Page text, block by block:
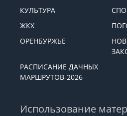
КУЛЬТУРА
ЖКХ
ОРЕНБУРЖЬЕ
РАСПИСАНИЕ ДАЧНЫХ
МАРШРУТОВ-2026
Использование